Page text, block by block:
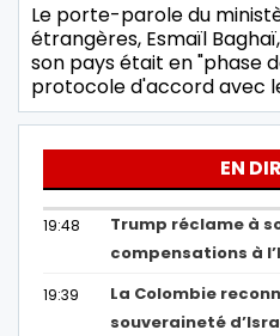
Le porte-parole du
étrangères, Esmaïl
son pays était en "phase
protocole d'accord avec
EN
19:48
Trump réclame à
compensations à
19:39
La Colombie
souveraineté